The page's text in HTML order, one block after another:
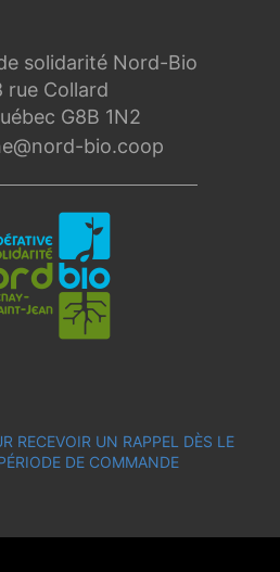
solidarité Nord-Bio
rue Collard
G8B 1N2
bio.coop
RECEVOIR UN RAPPEL DÈS LE
DE COMMANDE